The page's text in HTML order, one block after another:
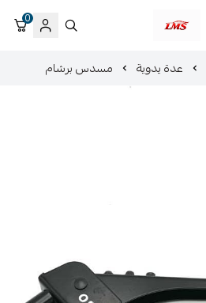
متجر لمسات الشرقية لزينة سيارات LMS
0
عدة يدوية مسدس برشام